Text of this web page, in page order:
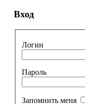
Вход
Логин
Пароль
Запомнить меня